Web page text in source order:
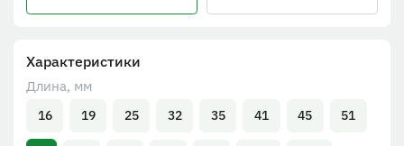
Характеристики
Длина, мм
16 19 25 32 35 41 45 51